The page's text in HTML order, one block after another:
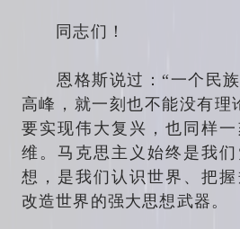
同志们！
恩格斯说过：“一个民族
高峰，就一刻也不能没有理
要实现伟大复兴，也同样
维。马克思主义始终是我
想，是我们认识世界、把握
改造世界的强大思想武器。